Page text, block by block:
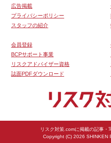
広告掲載
プライバシーポリシー
スタッフの紹介
会員登録
BCPサポート事業
リスクアドバイザー資格
誌面PDFダウンロード
リスク対策.comに掲載の記事・
Copyright (C) 2026 SHINKEN